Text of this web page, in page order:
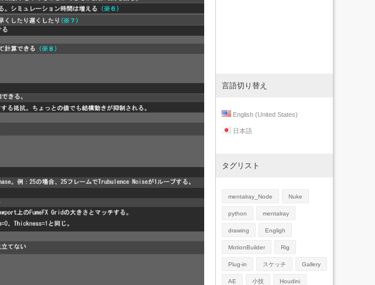
言語切り替え
English (United States)
日本語
タグリスト
mentalray_Node Nuke
python mentalray
drawing Engligh
MotionBuilder Rig
Plug-in スケッチ Gallery
AE 小技 Houdini